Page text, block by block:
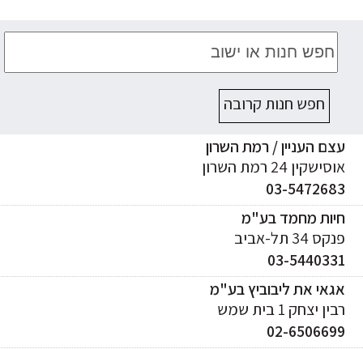
חפש חנות קרובה
העניין / רמת השרון
24 רמת השרון
03-
מחמד בע"מ
34 תל-אביב
03-
את ליבוביץ בע"מ
יצחק 1 בית שמש
02-